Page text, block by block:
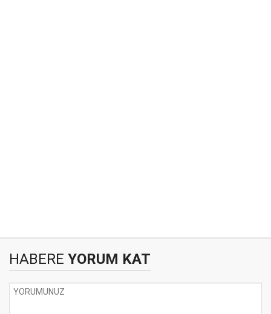
HABERE YORUM KAT